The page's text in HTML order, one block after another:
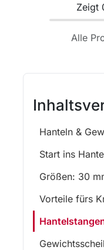
Zeigt
Alle
Hanteln &
Start ins
Größen: 30
Vorteile fürs